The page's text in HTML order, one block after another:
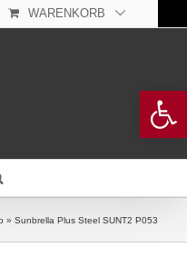
WARENKORB
» Sunbrella Plus Steel SUNT2 P053